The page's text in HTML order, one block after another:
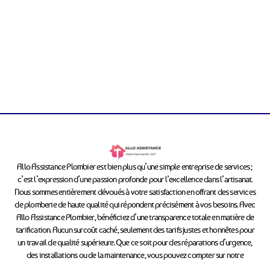
Allo Assistance Plombier est bien plus qu’une simple entreprise de services ;
c’est l’expression d’une passion profonde pour l’excellence dans l’artisanat.
Nous sommes entièrement dévoués à votre satisfaction en offrant des services
de plomberie de haute qualité qui répondent précisément à vos besoins. Avec
Allo Assistance Plombier, bénéficiez d’une transparence totale en matière de
tarification. Aucun surcoût caché, seulement des tarifs justes et honnêtes pour
un travail de qualité supérieure. Que ce soit pour des réparations d’urgence,
des installations ou de la maintenance, vous pouvez compter sur notre